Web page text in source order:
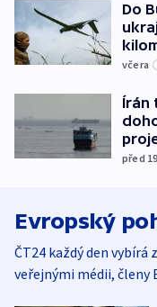
Do
včera
Írán
před 19
Evropský
ČT24 každý den
veřejnými médii, členy